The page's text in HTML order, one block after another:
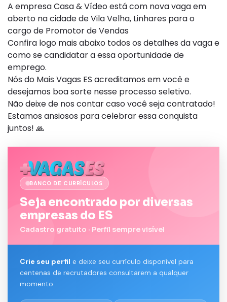
A empresa Casa & Vídeo está com nova vaga em
aberto na cidade de Vila Velha, Linhares para o
cargo de Promotor de Vendas
Confira logo mais abaixo todos os detalhes da vaga e
como se candidatar a essa oportunidade de
emprego.
Nós do Mais Vagas ES acreditamos em você e
desejamos boa sorte nesse processo seletivo.
Não deixe de nos contar caso você seja contratado!
Estamos ansiosos para celebrar essa conquista
juntos! 🙏
BANCO DE CURRÍCULOS
Seja encontrado por diversas
empresas do ES
Cadastro gratuito · Perfil sempre visível
Crie seu perfil e deixe seu currículo disponível para
centenas de recrutadores consultarem a qualquer
momento.